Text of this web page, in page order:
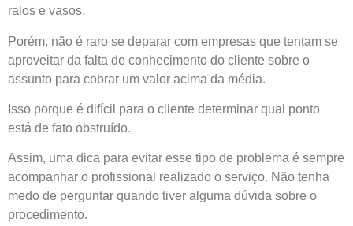
ralos e vasos.
Porém, não é raro se deparar com empresas que tentam se
aproveitar da falta de conhecimento do cliente sobre o
assunto para cobrar um valor acima da média.
Isso porque é difícil para o cliente determinar qual ponto
está de fato obstruído.
Assim, uma dica para evitar esse tipo de problema é sempre
acompanhar o profissional realizado o serviço. Não tenha
medo de perguntar quando tiver alguma dúvida sobre o
procedimento.